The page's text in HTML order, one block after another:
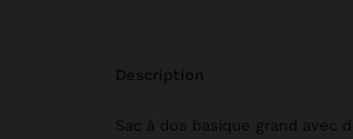
description
Sac à dos basique grand avec